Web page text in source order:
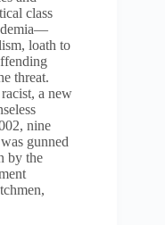
class
loath to
threat.
a new
nine
gunned
by the